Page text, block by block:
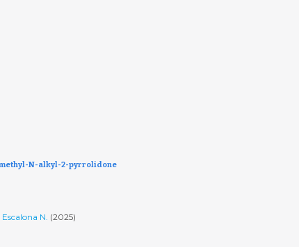
methyl-N-alkyl-2-pyrrolidone
Escalona N. (2025)